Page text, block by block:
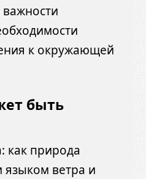
к окружающей
быть
как природа
языком ветра и